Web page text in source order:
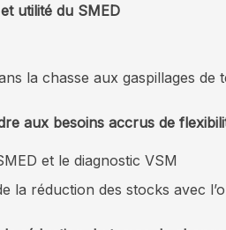
utilité du SMED
la chasse aux gaspillages de
aux besoins accrus de
et le diagnostic VSM
la réduction des stocks avec